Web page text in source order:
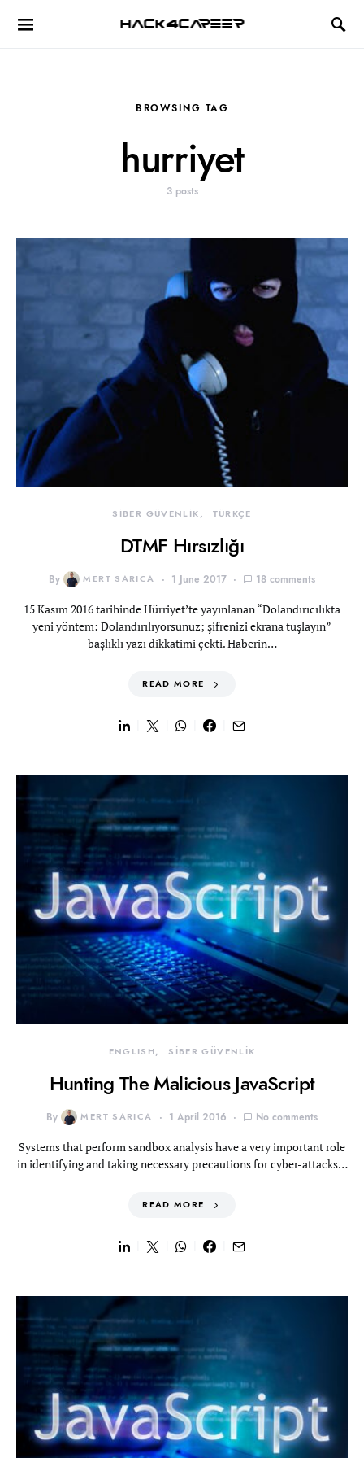
Hack4Career
BROWSING TAG
hurriyet
3 posts
SİBER GÜVENLİK TÜRKÇE
DTMF Hırsızlığı
By MERT SARICA 1 June 2017 18 comments
15 Kasım 2016 tarihinde Hürriyet’te yayınlanan “Dolandırıcılıkta
yeni yöntem: Dolandırılıyorsunuz; şifrenizi ekrana tuşlayın”
başlıklı yazı dikkatimi çekti. Haberin…
READ MORE
ENGLISH SİBER GÜVENLİK
Hunting The Malicious JavaScript
By MERT SARICA 1 April 2016 No comments
Systems that perform sandbox analysis have a very important role
in identifying and taking necessary precautions for cyber-attacks…
READ MORE